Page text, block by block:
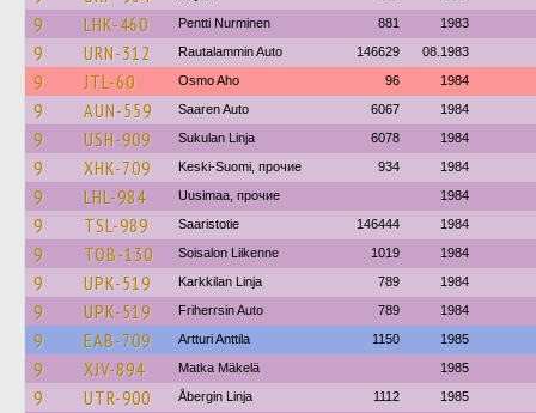
9 LHK-460 Pentti Nurminen 881 1983
9 URN-312 Rautalammin Auto 146629 08.1983
9 JTL-60 Osmo Aho 96 1984
9 AUN-559 Saaren Auto 6067 1984
9 USH-909 Sukulan Linja 6078 1984
9 XHK-709 Keski-Suomi, прочие 934 1984
9 LHL-984 Uusimaa, прочие 1984
9 TSL-989 Saaristotie 146444 1984
9 TOB-130 Soisalon Liikenne 1019 1984
9 UPK-519 Karkkilan Linja 789 1984
9 UPK-519 Friherrsin Auto 789 1984
9 EAB-709 Artturi Anttila 1150 1985
9 XJV-894 Matka Mäkelä 1985
9 UTR-900 Åbergin Linja 1112 1985